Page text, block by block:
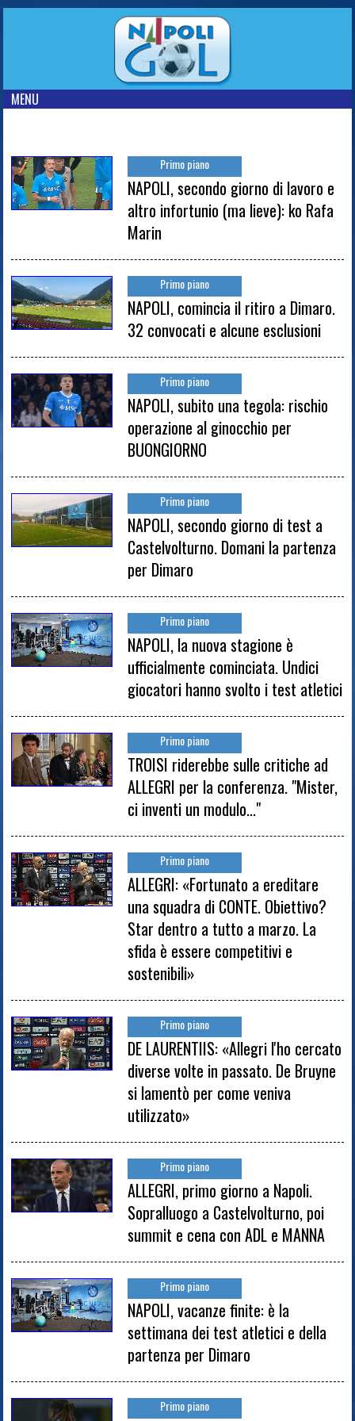
MENU
Primo piano
NAPOLI, secondo giorno di lavoro e
altro infortunio (ma lieve): ko Rafa
Marin
Primo piano
NAPOLI, comincia il ritiro a Dimaro.
32 convocati e alcune esclusioni
Primo piano
NAPOLI, subito una tegola: rischio
operazione al ginocchio per
BUONGIORNO
Primo piano
NAPOLI, secondo giorno di test a
Castelvolturno. Domani la partenza
per Dimaro
Primo piano
NAPOLI, la nuova stagione è
ufficialmente cominciata. Undici
giocatori hanno svolto i test atletici
Primo piano
TROISI riderebbe sulle critiche ad
ALLEGRI per la conferenza. "Mister,
ci inventi un modulo..."
Primo piano
ALLEGRI: «Fortunato a ereditare
una squadra di CONTE. Obiettivo?
Star dentro a tutto a marzo. La
sfida è essere competitivi e
sostenibili»
Primo piano
DE LAURENTIIS: «Allegri l'ho cercato
diverse volte in passato. De Bruyne
si lamentò per come veniva
utilizzato»
Primo piano
ALLEGRI, primo giorno a Napoli.
Sopralluogo a Castelvolturno, poi
summit e cena con ADL e MANNA
Primo piano
NAPOLI, vacanze finite: è la
settimana dei test atletici e della
partenza per Dimaro
Primo piano